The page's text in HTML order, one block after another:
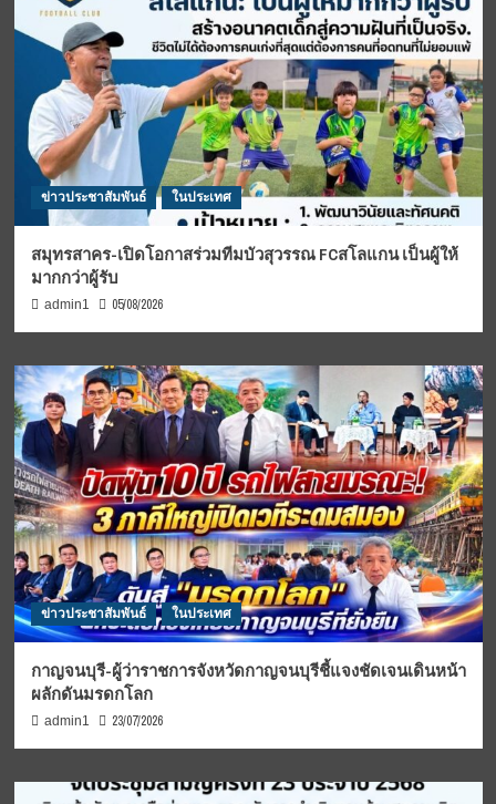
ข่าวประชาสัมพันธ์ ในประเทศ
สมุทรสาคร-เปิดโอกาสร่วมทีมบัวสุวรรณ FCสโลแกน เป็นผู้ให้
มากกว่าผู้รับ
admin1 05/08/2026
ข่าวประชาสัมพันธ์ ในประเทศ
กาญจนบุรี-ผู้ว่าราชการจังหวัดกาญจนบุรีชี้แจงชัดเจนเดินหน้า
ผลักดันมรดกโลก
admin1 23/07/2026